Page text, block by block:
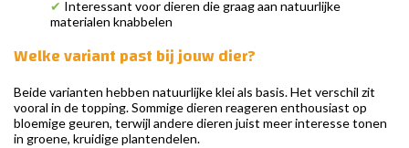
✔ Interessant voor dieren die graag aan natuurlijke
materialen knabbelen
Welke variant past bij jouw dier?
Beide varianten hebben natuurlijke klei als basis. Het verschil zit
vooral in de topping. Sommige dieren reageren enthousiast op
bloemige geuren, terwijl andere dieren juist meer interesse tonen
in groene, kruidige plantendelen.